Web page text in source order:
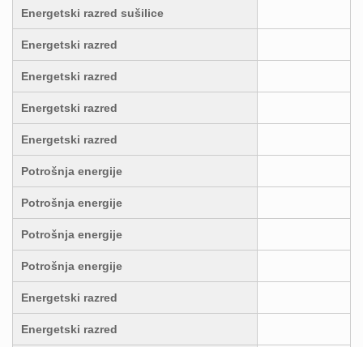
Energetski razred sušilice
Energetski razred
Energetski razred
Energetski razred
Energetski razred
Potrošnja energije
Potrošnja energije
Potrošnja energije
Potrošnja energije
Energetski razred
Energetski razred